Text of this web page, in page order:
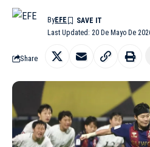
Last Updated: 20 De Mayo De
ByEFE
Share